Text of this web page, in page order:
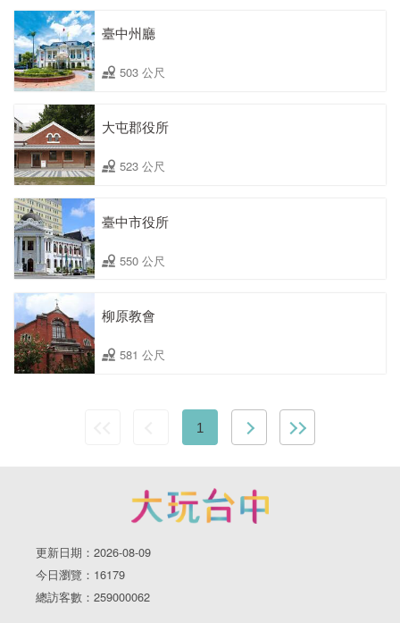
臺中州廳
503 公尺
大屯郡役所
523 公尺
臺中市役所
550 公尺
柳原教會
581 公尺
1
更新日期：2026-08-09
今日瀏覽：16179
總訪客數：259000062